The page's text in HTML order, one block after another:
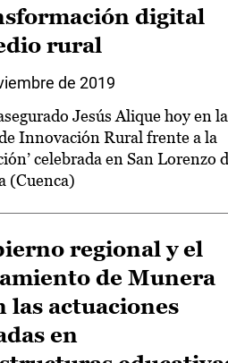
digital
rural
de 2019
Jesús Alique hoy en la
Innovación Rural frente a la
celebrada en San Lorenzo
(Cuenca)
regional y el
de Munera
las actuaciones
en